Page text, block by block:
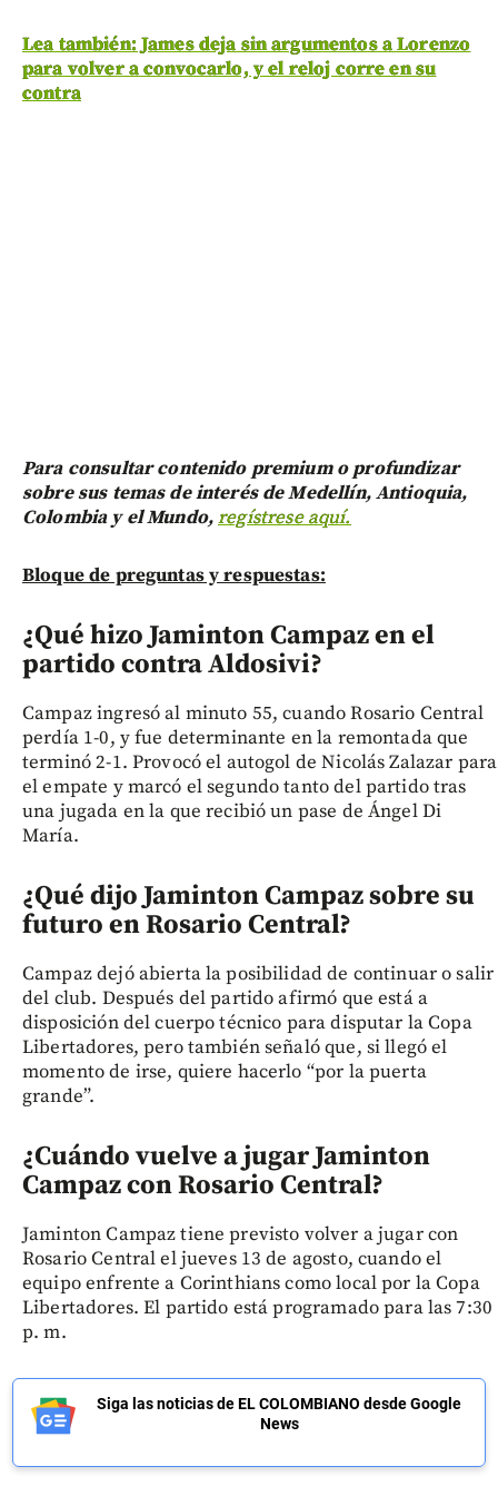
Lea también: James deja sin argumentos a Lorenzo
para volver a convocarlo, y el reloj corre en su
contra
Para consultar contenido premium o profundizar
sobre sus temas de interés de Medellín, Antioquia,
Colombia y el Mundo,regístrese aquí.
Bloque de preguntas y respuestas:
¿Qué hizo Jaminton Campaz en el
partido contra Aldosivi?
Campaz ingresó al minuto 55, cuando Rosario Central
perdía 1-0, y fue determinante en la remontada que
terminó 2-1. Provocó el autogol de Nicolás Zalazar para
el empate y marcó el segundo tanto del partido tras
una jugada en la que recibió un pase de Ángel Di
María.
¿Qué dijo Jaminton Campaz sobre su
futuro en Rosario Central?
Campaz dejó abierta la posibilidad de continuar o salir
del club. Después del partido afirmó que está a
disposición del cuerpo técnico para disputar la Copa
Libertadores, pero también señaló que, si llegó el
momento de irse, quiere hacerlo “por la puerta
grande”.
¿Cuándo vuelve a jugar Jaminton
Campaz con Rosario Central?
Jaminton Campaz tiene previsto volver a jugar con
Rosario Central el jueves 13 de agosto, cuando el
equipo enfrente a Corinthians como local por la Copa
Libertadores. El partido está programado para las 7:30
p. m.
Siga las noticias de EL COLOMBIANO desde Google
News